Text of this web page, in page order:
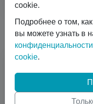
DPW650-499-2.1
удобное
легко…
Почему с
cookie.
Подробнее о том,
вы можете узнать в
конфиденциальности
cookie.